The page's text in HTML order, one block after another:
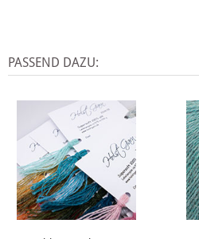
PASSEND DAZU: